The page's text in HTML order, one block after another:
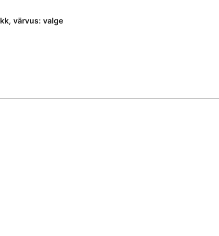
värvus: valge